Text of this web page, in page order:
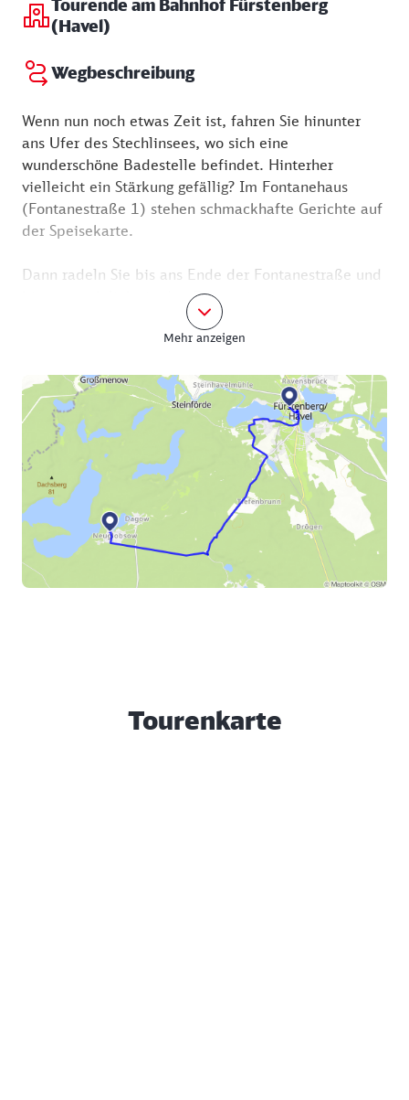
Tourende am Bahnhof Fürstenberg
(Havel)
Wegbeschreibung
Wenn nun noch etwas Zeit ist, fahren Sie hinunter
ans Ufer des Stechlinsees, wo sich eine
wunderschöne Badestelle befindet. Hinterher
vielleicht ein Stärkung gefällig? Im Fontanehaus
(Fontanestraße 1) stehen schmackhafte Gerichte auf
der Speisekarte.
Dann radeln Sie bis ans Ende der Fontanestraße und
biegen nach links in den Forststeig ein, um zum
eigentlichen Tourenverlauf zurück zu gelangen. Nach
etwa zwölf Kilometer straßenbegleitendem Radweg,
hügelige Abschnitte verläuft, erreichen Sie das
Tourenziel: die Wasserstadt Fürstenberg/Havel, die
malerisch zwischen drei Seen liegt. Nehmen Sie sich
hier noch ein wenig Zeit für die imposante
Stadtkirche im neobyzantinischen Stil, sie beherbergt
den größten hängenden Batikteppich Europas. Durch
die Bahnhofstraße geht es zurück zum Bahnhof.
Mehr anzeigen
Tourenkarte